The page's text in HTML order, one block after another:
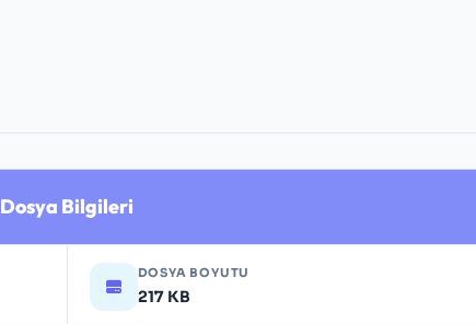
Dosya Bilgileri
DOSYA BOYUTU
217 KB